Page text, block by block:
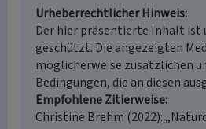
Urheberrechtlicher Hinweis
Der hier präsentierte Inhalt ist
geschützt. Die angezeigten
möglicherweise zusätzlichen
Bedingungen, die an diesen
Empfohlene Zitierweise
Christine Brehm (2022):